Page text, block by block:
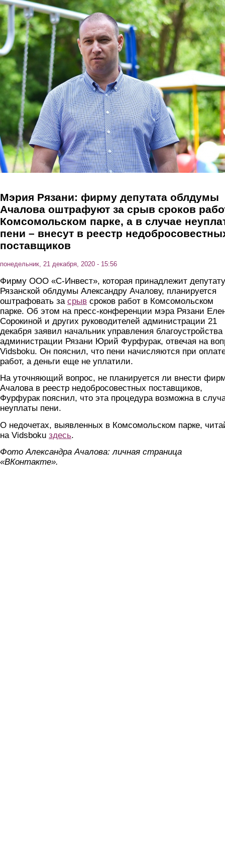
Перейти к основному содержанию
Мэрия Рязани: фирму депутата облдумы
Ачалова оштрафуют за срыв сроков
Комсомольском парке, а в случае
пени – внесут в реестр
поставщиков
понедельник, 21 декабря, 2020 - 15:56
Фирму ООО «С-Инвест», которая принадлежит депутату
Рязанской облдумы Александру Ачалову, планируется
оштрафовать за срыв сроков работ в Комсомольском
парке. Об этом на пресс-конференции мэра Рязани
Сорокиной и других руководителей администрации 21
декабря заявил начальник управления благоустройства
администрации Рязани Юрий Фурфурак, отвечая на
Vidsboku. Он пояснил, что пени начисляются при
работ, а деньги еще не уплатили.
На уточняющий вопрос, не планируется ли внести
Ачалова в реестр недобросовестных поставщиков,
Фурфурак пояснил, что эта процедура возможна в
неуплаты пени.
О недочетах, выявленных в Комсомольском парке,
на Vidsboku здесь.
Фото Александра Ачалова: личная страница
«ВКонтакте».